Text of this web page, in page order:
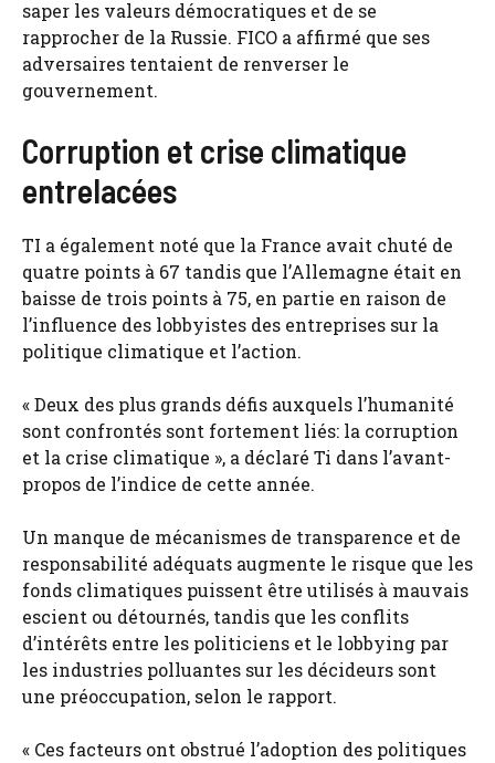
saper les valeurs démocratiques et de se
rapprocher de la Russie. FICO a affirmé que ses
adversaires tentaient de renverser le
gouvernement.
Corruption et crise climatique
entrelacées
TI a également noté que la France avait chuté de
quatre points à 67 tandis que l’Allemagne était en
baisse de trois points à 75, en partie en raison de
l’influence des lobbyistes des entreprises sur la
politique climatique et l’action.
« Deux des plus grands défis auxquels l’humanité
sont confrontés sont fortement liés: la corruption
et la crise climatique », a déclaré Ti dans l’avant-
propos de l’indice de cette année.
Un manque de mécanismes de transparence et de
responsabilité adéquats augmente le risque que les
fonds climatiques puissent être utilisés à mauvais
escient ou détournés, tandis que les conflits
d’intérêts entre les politiciens et le lobbying par
les industries polluantes sur les décideurs sont
une préoccupation, selon le rapport.
« Ces facteurs ont obstrué l’adoption des politiques